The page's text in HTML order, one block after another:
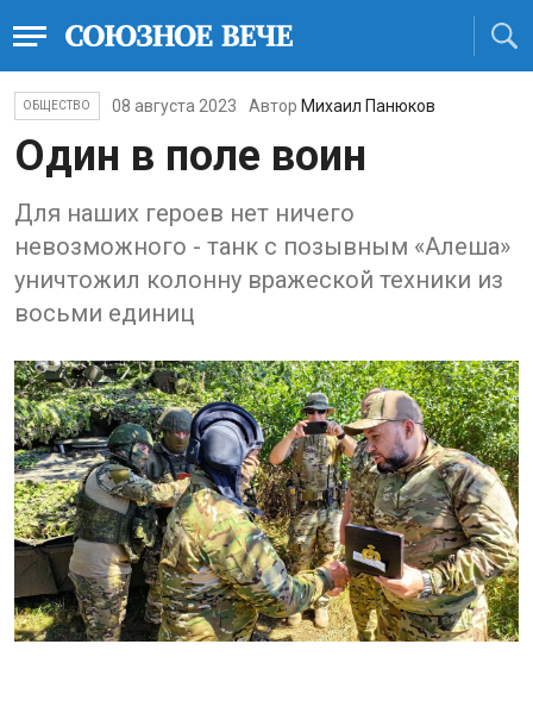
ОБЩЕСТВО 08 августа 2023 Автор Михаил Панюков
Один в поле воин
Для наших героев нет ничего
невозможного - танк с позывным «Алеша»
уничтожил колонну вражеской техники из
восьми единиц